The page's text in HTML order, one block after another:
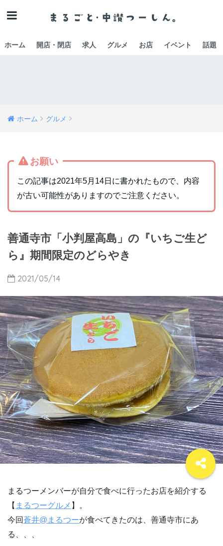
ホーム 開店・閉店 求人 グルメ お店 イベント 話題
ホーム グルメ
お願い
この記事は2021年5月14日に書かれたもので、内容
が古い可能性がありますのでご注意ください。
善通寺市「小判屋高島」の『いちご生ど
ら』期間限定のどらやき
2021/05/14
まるつーメンバーが自分で食べに行ったお店を紹介する
【 まるつーグルメ 】。
今回蒼井@まるつーが食べてきたのは、善通寺市にあ
る、、、